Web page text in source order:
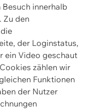
innerhalb
Zu den
der Loginstatus,
ein Video geschaut
zählen wir
Funktionen
der Nutzer